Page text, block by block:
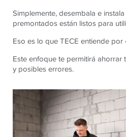
Simplemente, desembala e
premontados están listos para
Eso es lo que TECE entiende por
Este enfoque te permitirá
y posibles errores.